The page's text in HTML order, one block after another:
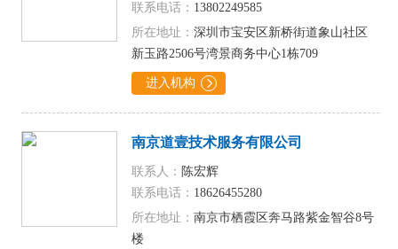
联系电话： 13802249585
所在地址： 深圳市宝安区新桥街道象山社区
新玉路2506号湾景商务中心1栋709
进入机构 
南京道壹技术服务有限公司
联系人： 陈宏辉
联系电话： 18626455280
所在地址： 南京市栖霞区奔马路紫金智谷8号
楼